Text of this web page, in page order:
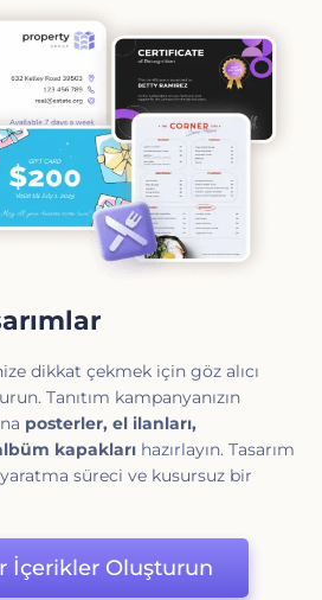
dikkat çekmek için göz alıcı
Tanıtım kampanyanızın
posterler, el ilanları,
kapakları hazırlayın. Tasarım
süreci ve kusursuz bir
İçerikler Oluşturun